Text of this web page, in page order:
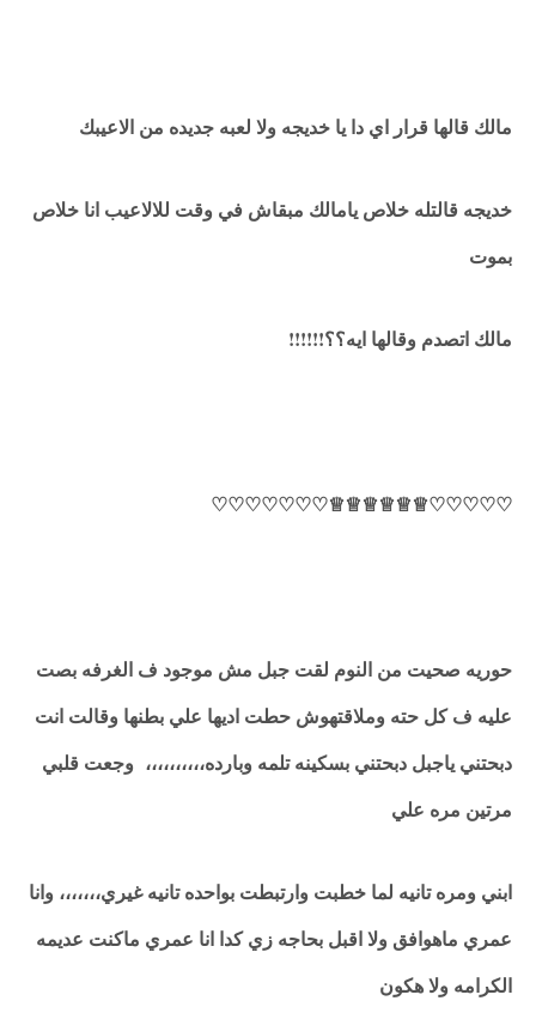
مالك قالها قرار اي دا يا خديجه ولا لعبه جديده من الاعيبك
خديجه قالتله خلاص يامالك مبقاش في وقت للالاعيب انا خلاص
بموت
مالك اتصدم وقالها ايه؟؟!!!!!!
♡♡♡♡♡♕♕♕♕♕♕♡♡♡♡♡♡♡
حوريه صحيت من النوم لقت جبل مش موجود ف الغرفه بصت
عليه ف كل حته وملاقتهوش حطت اديها علي بطنها وقالت انت
دبحتني ياجبل دبحتني بسكينه تلمه وبارده،،،،،،،،،، وجعت قلبي
مرتين مره علي
ابني ومره تانيه لما خطبت وارتبطت بواحده تانيه غيري،،،،،،، وانا
عمري ماهوافق ولا اقبل بحاجه زي كدا انا عمري ماكنت عديمه
الكرامه ولا هكون